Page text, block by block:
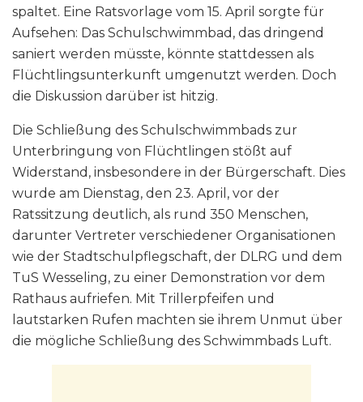
spaltet. Eine Ratsvorlage vom 15. April sorgte für
Aufsehen: Das Schulschwimmbad, das dringend
saniert werden müsste, könnte stattdessen als
Flüchtlingsunterkunft umgenutzt werden. Doch
die Diskussion darüber ist hitzig.
Die Schließung des Schulschwimmbads zur
Unterbringung von Flüchtlingen stößt auf
Widerstand, insbesondere in der Bürgerschaft. Dies
wurde am Dienstag, den 23. April, vor der
Ratssitzung deutlich, als rund 350 Menschen,
darunter Vertreter verschiedener Organisationen
wie der Stadtschulpflegschaft, der DLRG und dem
TuS Wesseling, zu einer Demonstration vor dem
Rathaus aufriefen. Mit Trillerpfeifen und
lautstarken Rufen machten sie ihrem Unmut über
die mögliche Schließung des Schwimmbads Luft.